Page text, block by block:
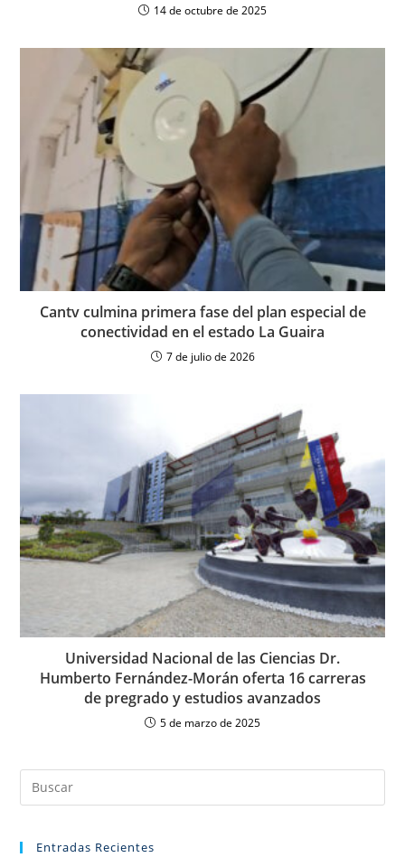
14 de octubre de 2025
Cantv culmina primera fase del plan especial de
conectividad en el estado La Guaira
7 de julio de 2026
Universidad Nacional de las Ciencias Dr.
Humberto Fernández-Morán oferta 16 carreras
de pregrado y estudios avanzados
5 de marzo de 2025
Entradas Recientes